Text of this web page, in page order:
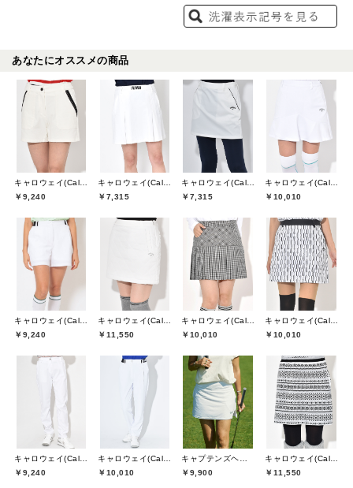
あなたにオススメの商品
￥9,240
￥7,315
￥7,315
￥10,010
￥9,240
￥11,550
￥10,010
￥10,010
￥9,240
￥10,010
￥9,900
￥11,550